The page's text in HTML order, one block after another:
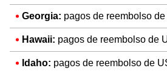
Georgia: pagos de reembolso
Hawaii: pagos de reembolso de
Idaho: pagos de reembolso de